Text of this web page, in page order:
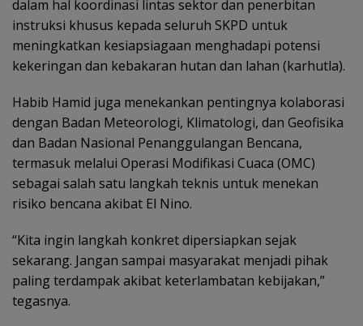
dalam hal koordinasi lintas sektor dan penerbitan
instruksi khusus kepada seluruh SKPD untuk
meningkatkan kesiapsiagaan menghadapi potensi
kekeringan dan kebakaran hutan dan lahan (karhutla).
Habib Hamid juga menekankan pentingnya kolaborasi
dengan Badan Meteorologi, Klimatologi, dan Geofisika
dan Badan Nasional Penanggulangan Bencana,
termasuk melalui Operasi Modifikasi Cuaca (OMC)
sebagai salah satu langkah teknis untuk menekan
risiko bencana akibat El Nino.
“Kita ingin langkah konkret dipersiapkan sejak
sekarang. Jangan sampai masyarakat menjadi pihak
paling terdampak akibat keterlambatan kebijakan,”
tegasnya.